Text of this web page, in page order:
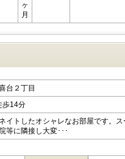
ヶ
月
台２丁目
歩14分
イトしたオシャレなお部屋です。
等に隣接し大変･･･